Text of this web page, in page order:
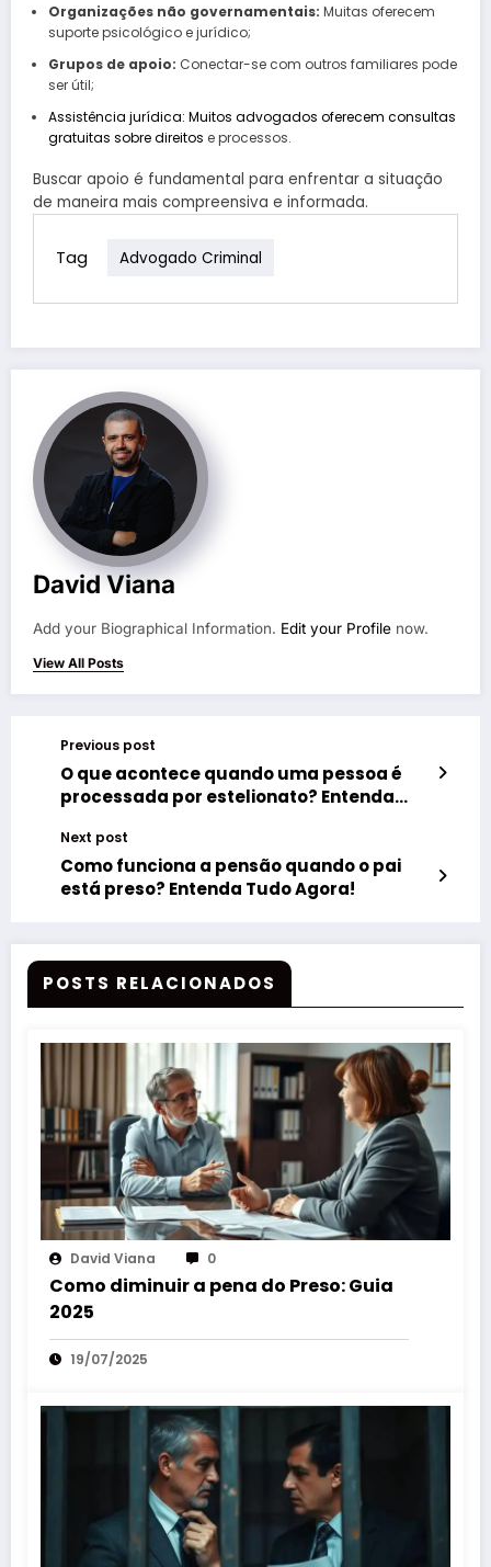
Organizações não governamentais: Muitas oferecem
suporte psicológico e jurídico;
Grupos de apoio: Conectar-se com outros familiares pode
ser útil;
Assistência jurídica: Muitos advogados oferecem consultas
gratuitas sobre direitos e processos.
Buscar apoio é fundamental para enfrentar a situação
de maneira mais compreensiva e informada.
Tag Advogado Criminal
David Viana
Add your Biographical Information. Edit your Profile now.
View All Posts
Previous post
O que acontece quando uma pessoa é
processada por estelionato? Entenda
Next post
Como funciona a pensão quando o pai
está preso? Entenda Tudo Agora!
POSTS RELACIONADOS
David Viana 0
Como diminuir a pena do Preso: Guia
2025
19/07/2025